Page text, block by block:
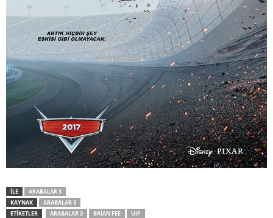
İLE
ARABALAR 3
KAYNAK
ARABALAR 3
ETİKETLER
ARABALAR 3 BRIAN FEE UIP